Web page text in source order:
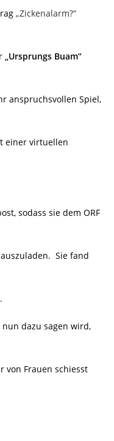
„Zickenalarm?“
„Ursprungs Buam“
anspruchsvollen Spiel,
einer virtuellen
sodass sie dem ORF
Sie fand
nun dazu sagen wird,
von Frauen schiesst